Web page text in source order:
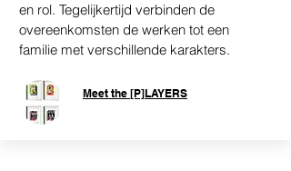
en rol. Tegelijkertijd verbinden de
overeenkomsten de werken tot een
familie met verschillende karakters.
Meet the [P]LAYERS